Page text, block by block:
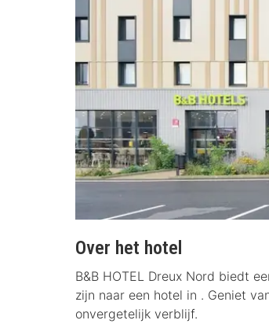
Over het hotel
B&B HOTEL Dreux Nord biedt
zijn naar een hotel in . Geniet
onvergetelijk verblijf.